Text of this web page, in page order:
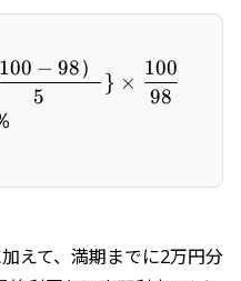
最終利
5
100 − 98）
} ×
98
100
えて、満期までに2万円分